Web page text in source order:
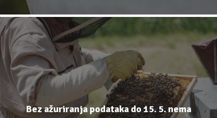
Bez ažuriranja podataka do 15. 5. nema